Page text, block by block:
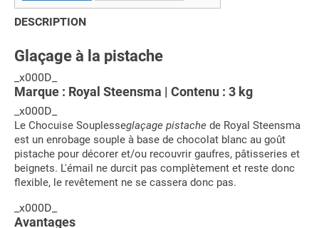
DESCRIPTION
Glaçage à la pistache
_x000D_
Marque : Royal Steensma | Contenu : 3 kg
_x000D_
Le Chocuise Souplesseglaçage pistache de Royal Steensma
est un enrobage souple à base de chocolat blanc au goût
pistache pour décorer et/ou recouvrir gaufres, pâtisseries et
beignets. L'émail ne durcit pas complètement et reste donc
flexible, le revêtement ne se cassera donc pas.
_x000D_
Avantages